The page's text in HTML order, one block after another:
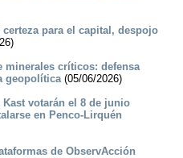
para el capital, despojo
minerales críticos: defensa
geopolítica(05/06/2026)
votarán el 8 de junio
en Penco-Lirquén
de ObservAcción